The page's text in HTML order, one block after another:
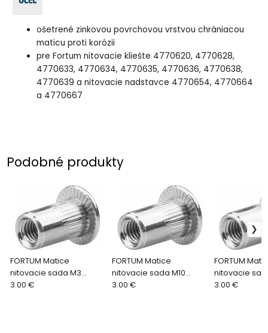
ošetrené zinkovou povrchovou vrstvou chrániacou
maticu proti korózii
pre Fortum nitovacie kliešte 4770620, 4770628,
4770633, 4770634, 4770635, 4770636, 4770638,
4770639 a nitovacie nadstavce 4770654, 4770664
a 4770667
Podobné produkty
FORTUM Matice
nitovacie sada M3
4770683
3.00 €
FORTUM Matice
nitovacie sada M10
4770688
3.00 €
FORTUM
nitovacie
4770686
3.00 €